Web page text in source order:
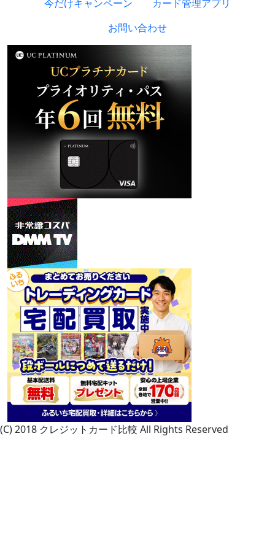
今だけキャンペーン
カード管理アプリ
お問い合わせ
(C) 2018 クレジットカード比較 All Rights Reserved